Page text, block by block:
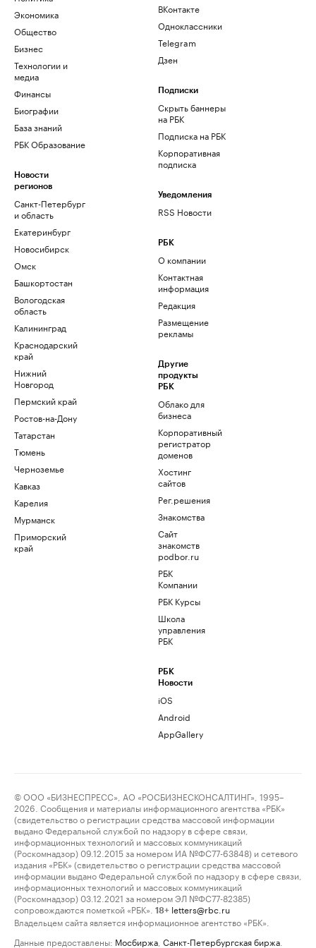
Экономика
Общество
Бизнес
Технологии и
медиа
Финансы
Биографии
База знаний
РБК Образование
Новости
регионов
Санкт-Петербург
и область
Екатеринбург
Новосибирск
Омск
Башкортостан
Вологодская
область
Калининград
Краснодарский
край
Нижний
Новгород
Пермский край
Ростов-на-Дону
Татарстан
Тюмень
Черноземье
Кавказ
Карелия
Мурманск
Приморский
край
ВКонтакте
Одноклассники
Telegram
Дзен
Подписки
Скрыть баннеры
на РБК
Подписка на РБК
Корпоративная
подписка
Уведомления
RSS Новости
РБК
О компании
Контактная
информация
Редакция
Размещение
рекламы
Другие
продукты
РБК
Облако для
бизнеса
Корпоративный
регистратор
доменов
Хостинг
сайтов
Рег.решения
Знакомства
Сайт
знакомств
podbor.ru
РБК
Компании
РБК Курсы
Школа
управления
РБК
РБК
Новости
iOS
Android
AppGallery
© ООО «БИЗНЕСПРЕСС», АО «РОСБИЗНЕСКОНСАЛТИНГ», 1995–
2026. Сообщения и материалы информационного агентства «РБК»
(свидетельство о регистрации средства массовой информации
выдано Федеральной службой по надзору в сфере связи,
информационных технологий и массовых коммуникаций
(Роскомнадзор) 09.12.2015 за номером ИА №ФС77-63848) и сетевого
издания «РБК» (свидетельство о регистрации средства массовой
информации выдано Федеральной службой по надзору в сфере связи,
информационных технологий и массовых коммуникаций
(Роскомнадзор) 03.12.2021 за номером ЭЛ №ФС77-82385)
сопровождаются пометкой «РБК».
18+ letters@rbc.ru
Владельцем сайта является информационное агентство «РБК».
Данные предоставлены: Мосбиржа Санкт-Петербургская биржа